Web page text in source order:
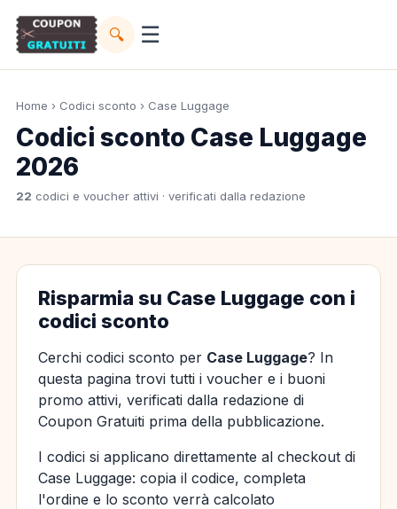
🔍 ☰
Home › Codici sconto › Case Luggage
Codici sconto Case Luggage
2026
22 codici e voucher attivi · verificati dalla redazione
Risparmia su Case Luggage con i
codici sconto
Cerchi codici sconto per Case Luggage? In
questa pagina trovi tutti i voucher e i buoni
promo attivi, verificati dalla redazione di
Coupon Gratuiti prima della pubblicazione.
I codici si applicano direttamente al checkout di
Case Luggage: copia il codice, completa
l'ordine e lo sconto verrà calcolato